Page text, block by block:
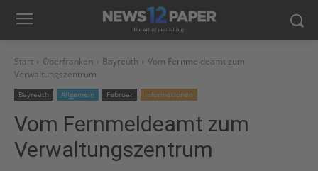
Start Oberfranken Bayreuth
Vom Fernmeldeamt zum
Verwaltungszentrum
Bayreuth Allgemein Februar Informationen
Vom Fernmeldeamt zum
Verwaltungszentrum